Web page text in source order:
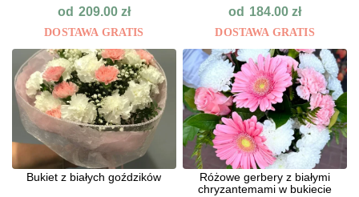
od 209.00 zł
DOSTAWA GRATIS
od 184.00zł
DOSTAWA GRATIS
Bukiet z białych goździków
Różowe gerbery z białymi
chryzantemami w bukiecie